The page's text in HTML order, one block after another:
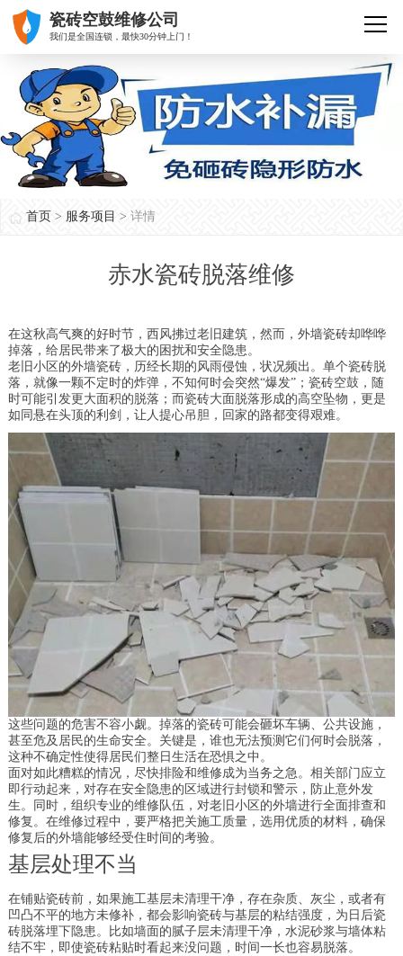
瓷砖空鼓维修公司
我们是全国连锁，最快30分钟上门！
首页 > 服务项目 > 详情
赤水瓷砖脱落维修
在这秋高气爽的好时节，西风拂过老旧建筑，然而，外墙瓷砖却哗哗
掉落，给居民带来了极大的困扰和安全隐患。
老旧小区的外墙瓷砖，历经长期的风雨侵蚀，状况频出。单个瓷砖脱
落，就像一颗不定时的炸弹，不知何时会突然“爆发”；瓷砖空鼓，随
时可能引发更大面积的脱落；而瓷砖大面脱落形成的高空坠物，更是
如同悬在头顶的利剑，让人提心吊胆，回家的路都变得艰难。
这些问题的危害不容小觑。掉落的瓷砖可能会砸坏车辆、公共设施，
甚至危及居民的生命安全。关键是，谁也无法预测它们何时会脱落，
这种不确定性使得居民们整日生活在恐惧之中。
面对如此糟糕的情况，尽快排险和维修成为当务之急。相关部门应立
即行动起来，对存在安全隐患的区域进行封锁和警示，防止意外发
生。同时，组织专业的维修队伍，对老旧小区的外墙进行全面排查和
修复。在维修过程中，要严格把关施工质量，选用优质的材料，确保
修复后的外墙能够经受住时间的考验。
基层处理不当
在铺贴瓷砖前，如果施工基层未清理干净，存在杂质、灰尘，或者有
凹凸不平的地方未修补，都会影响瓷砖与基层的粘结强度，为日后瓷
砖脱落埋下隐患。比如墙面的腻子层未清理干净，水泥砂浆与墙体粘
结不牢，即使瓷砖粘贴时看起来没问题，时间一长也容易脱落。